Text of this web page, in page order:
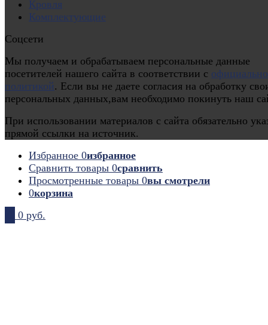
Кровля
Комплектующие
Соцсети
Мы получаем и обрабатываем персональные данные
посетителей нашего сайта в соответствии с
политикой. Если вы не даете согласия на обработку
персональных данных,вам необходимо покинуть наш
При использовании материалов с сайта обязательно
прямой ссылки на источник.
Избранное 0избранное
Сравнить товары 0сравнить
Просмотренные товары 0вы смотрели
0корзина
0 руб.